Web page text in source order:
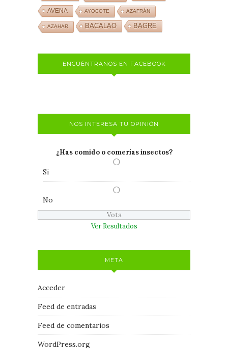
AVENA AYOCOTE AZAFRÁN
AZAHAR BACALAO BAGRE
ENCUÉNTRANOS EN FACEBOOK
NOS INTERESA TU OPINIÓN
¿Has comido o comerías insectos?
Si
No
Ver Resultados
META
Acceder
Feed de entradas
Feed de comentarios
WordPress.org